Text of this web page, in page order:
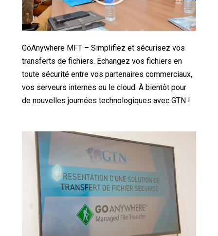
GoAnywhere MFT – Simplifiez et sécurisez vos
transferts de fichiers. Echangez vos fichiers en
toute sécurité entre vos partenaires commerciaux,
vos serveurs internes ou le cloud. À bientôt pour
de nouvelles journées technologiques avec GTN !